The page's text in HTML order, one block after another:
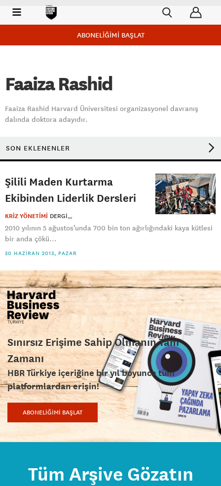
ABONELİĞİMİ BAŞLAT
Faaiza Rashid
Faaiza Rashid Harvard Üniversitesi organizasyonel davranış
dalında doktora adayıdır.
SON EKLENENLER
Şilili Maden Kurtarma
Ekibinden Liderlik Dersleri
KRİZ YÖNETİMİ DERGI
2010 yılının 5 ağustos’unda 700 bin ton ağırlığındaki kaya kütlesi
bir anda çökü...
30 HAZIRAN 2013, PAZAR
Sınırsız Erişime Sahip Olmanın Tam
Zamanı
HBR Türkiye içeriğine bir yıl boyunca tüm
platformlardan erişin!
ABONELİĞİMİ BAŞLAT
Tüm Arşive Gözatın